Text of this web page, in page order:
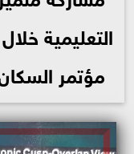
التعليمية
مؤتمر